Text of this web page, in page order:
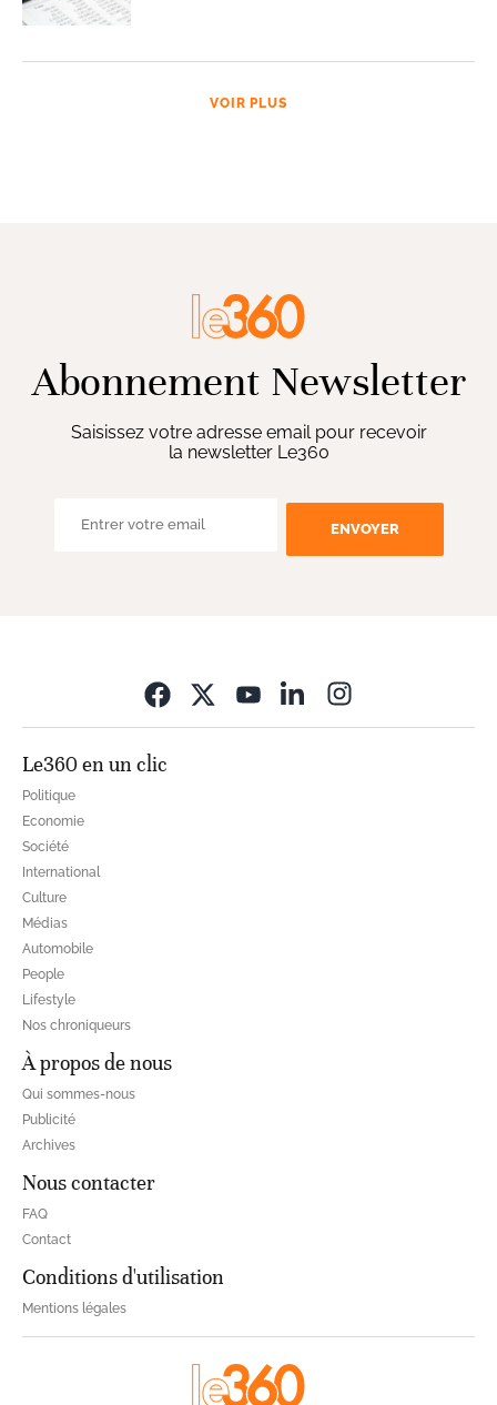
VOIR PLUS
Abonnement Newsletter
Saisissez votre adresse email pour recevoir
la newsletter Le360
ENVOYER
Le360 en un clic
Politique
Economie
Société
International
Culture
Médias
Automobile
People
Lifestyle
Nos chroniqueurs
À propos de nous
Qui sommes-nous
Publicité
Archives
Nous contacter
FAQ
Contact
Conditions d'utilisation
Mentions légales